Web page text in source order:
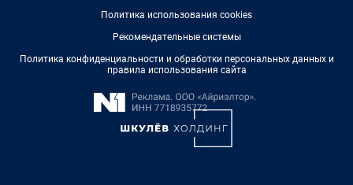
Политика использования cookies
Рекомендательные системы
Политика конфиденциальности и обработки персональных данных и
правила использования сайта